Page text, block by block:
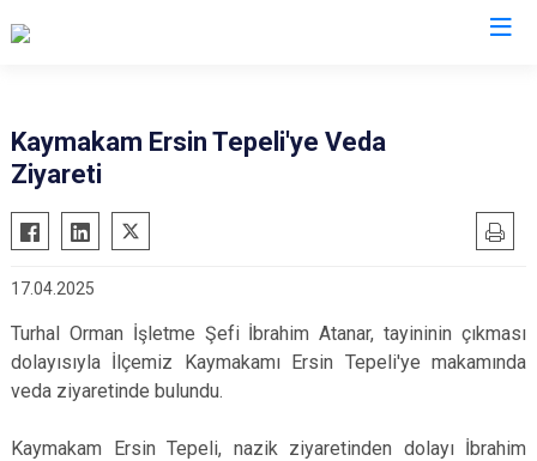
Almus
Artova
Erbaa
Niksar
Pazar
Zile
Kaymakam Ersin Tepeli'ye Veda
Ziyareti
17.04.2025
Turhal Orman İşletme Şefi İbrahim Atanar, tayininin çıkması
dolayısıyla İlçemiz Kaymakamı Ersin Tepeli'ye makamında
veda ziyaretinde bulundu.
Kaymakam Ersin Tepeli, nazik ziyaretinden dolayı İbrahim